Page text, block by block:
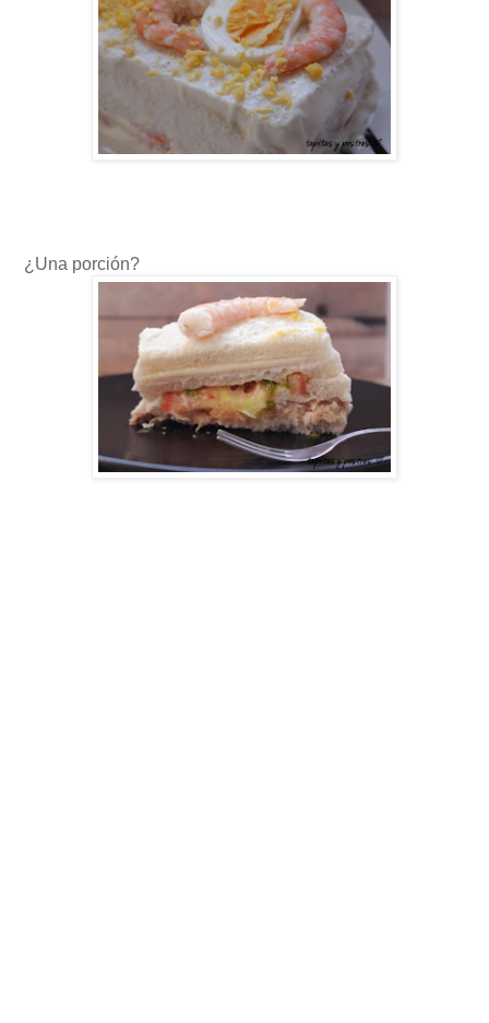
¿Una porción?